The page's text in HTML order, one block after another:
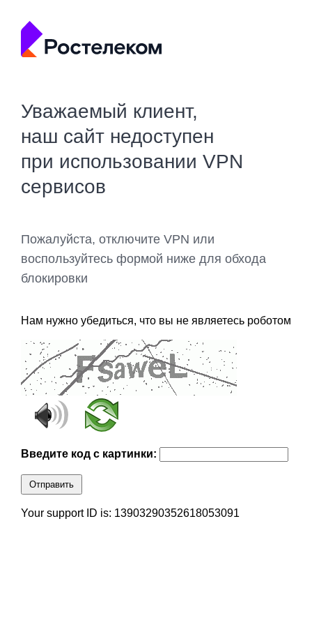
Уважаемый клиент,
наш сайт недоступен
при использовании VPN
сервисов
Пожалуйста, отключите VPN или
воспользуйтесь формой ниже для обхода
блокировки
Нам нужно убедиться, что вы не являетесь роботом
Введите код с картинки:
Отправить
Your support ID is: 13903290352618053091